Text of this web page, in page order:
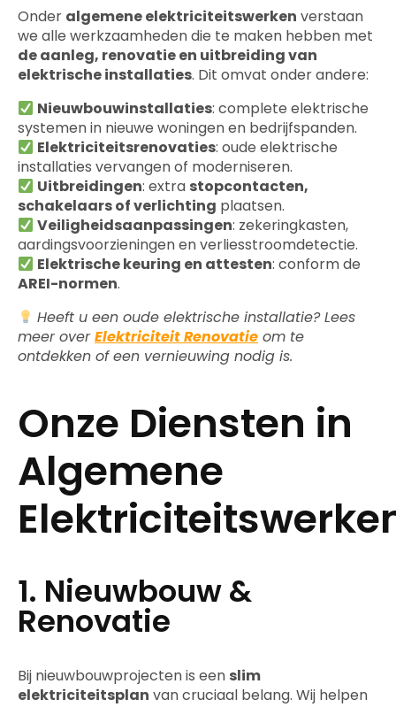
Onder algemene elektriciteitswerken verstaan
we alle werkzaamheden die te maken hebben met
de aanleg, renovatie en uitbreiding van
elektrische installaties. Dit omvat onder andere:
Nieuwbouwinstallaties: complete elektrische
systemen in nieuwe woningen en bedrijfspanden.
Elektriciteitsrenovaties: oude elektrische
installaties vervangen of moderniseren.
Uitbreidingen: extra stopcontacten,
schakelaars of verlichting plaatsen.
Veiligheidsaanpassingen: zekeringkasten,
aardingsvoorzieningen en verliesstroomdetectie.
Elektrische keuring en attesten: conform de
AREI-normen.
Heeft u een oude elektrische installatie? Lees
meer overElektriciteit Renovatie om te
ontdekken of een vernieuwing nodig is.
Onze Diensten in
Algemene
1. Nieuwbouw &
Renovatie
Bij nieuwbouwprojecten is een slim
elektriciteitsplan van cruciaal belang. Wij helpen